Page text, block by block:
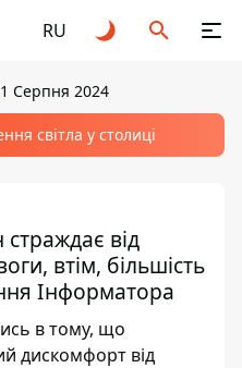
RU
Серпня 2024
світла у столиці
від
втім, більшість
Інформатора
в тому, що
дискомфорт від